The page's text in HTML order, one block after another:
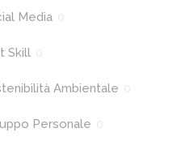
Media 0
Skill 0
Ambientale 0
Personale 0